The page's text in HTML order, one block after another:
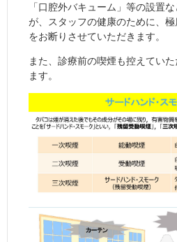
「口腔外バキューム」等の設置
が、スタッフの健康のために、
をお断りさせていただきます。
また、診療前の喫煙も控えてい
ます。